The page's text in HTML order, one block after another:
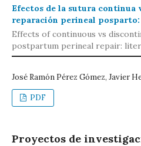
Efectos de la sutura continua
reparación perineal
Effects of continuous vs
postpartum perineal repair:
José Ramón Pérez Gómez, Javier
PDF
Proyectos de